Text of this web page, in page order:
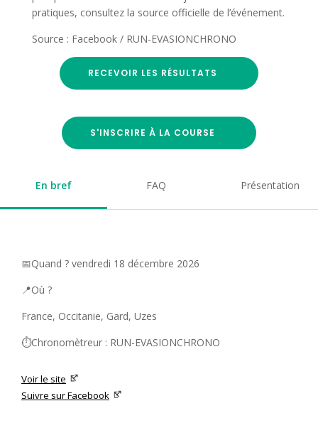
pratiques, consultez la source officielle de l’événement.
Source : Facebook / RUN-EVASIONCHRONO
RECEVOIR LES RÉSULTATS
S'INSCRIRE À LA COURSE
En bref FAQ Présentation
📅Quand ? vendredi 18 décembre 2026
📍Où ?
France, Occitanie, Gard, Uzes
⏱️Chronomètreur : RUN-EVASIONCHRONO
Voir le site
Suivre sur Facebook